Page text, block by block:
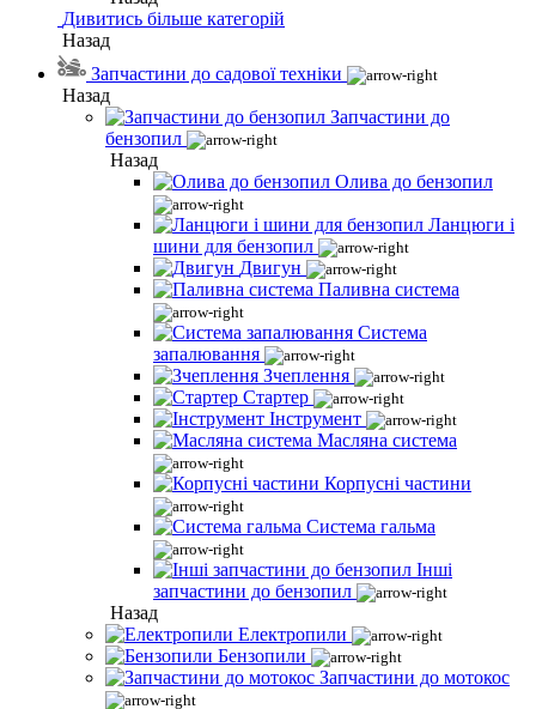
Дивитись більше категорій
Назад
Запчастини до садової техніки
Назад
Запчастини до
бензопил
Назад
Олива до бензопил
Ланцюги і
шини для бензопил
Двигун
Паливна система
Система
запалювання
Зчеплення
Стартер
Інструмент
Масляна система
Корпусні частини
Система гальма
Інші
запчастини до бензопил
Назад
Електропили
Бензопили
Запчастини до мотокос